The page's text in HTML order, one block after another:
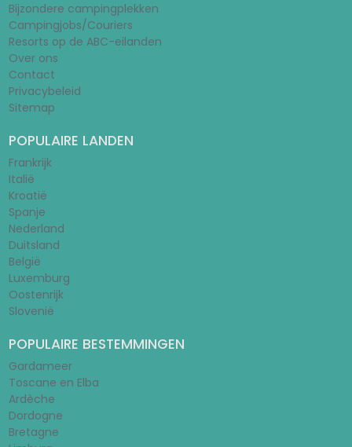
Bijzondere campingplekken
Campingjobs/Couriers
Resorts op de ABC-eilanden
Over ons
Contact
Privacybeleid
Sitemap
POPULAIRE LANDEN
Frankrijk
Italië
Kroatië
Spanje
Nederland
Duitsland
België
Luxemburg
Oostenrijk
Slovenië
POPULAIRE BESTEMMINGEN
Gardameer
Toscane en Elba
Ardèche
Dordogne
Bretagne